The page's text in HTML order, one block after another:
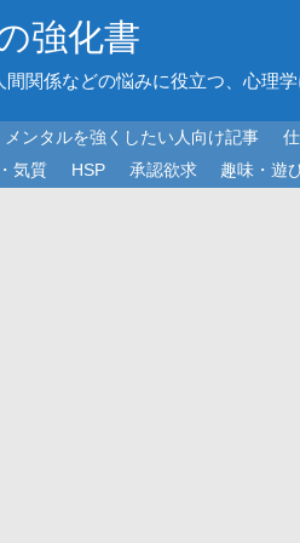
強化書
間関係などの悩みに役立つ、心理
メンタルを強くしたい人向け記事
気質 HSP 承認欲求 趣味・遊